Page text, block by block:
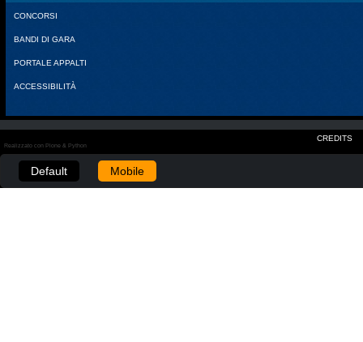
CONCORSI
BANDI DI GARA
PORTALE APPALTI
ACCESSIBILITÀ
CREDITS
Realizzato con Plone & Python
Default Mobile